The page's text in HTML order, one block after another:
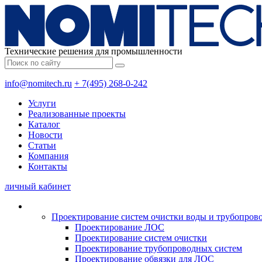
Технические решения для промышленности
info@nomitech.ru + 7(495) 268-0-242
Услуги
Реализованные проекты
Каталог
Новости
Статьи
Компания
Контакты
личный кабинет
Проектирование систем очистки воды и
Проектирование ЛОС
Проектирование систем очистки
Проектирование трубопроводных систем
Проектирование обвязки для ЛОС